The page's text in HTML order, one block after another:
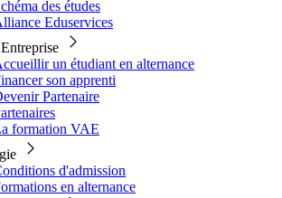
des études
Eduservices
un étudiant en alternance
son apprenti
Partenaire
formation VAE
d'admission
en alternance